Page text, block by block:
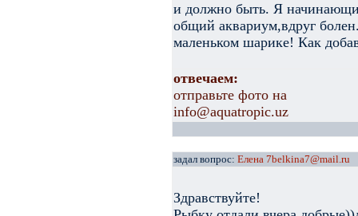
и должно быть. Я
общий аквариум,вдруг
маленьком шарике! Как
отвечаем:
отправьте фото на
info@aquatropic.uz
задал вопрос: Елена 7belkina7@mail.ru
Здравствуйте!